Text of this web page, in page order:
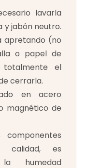
lavarla
y jabón neutro.
apretando (no
o papel de
el
cerrarla.
en acero
magnético de
calidad, es
humedad